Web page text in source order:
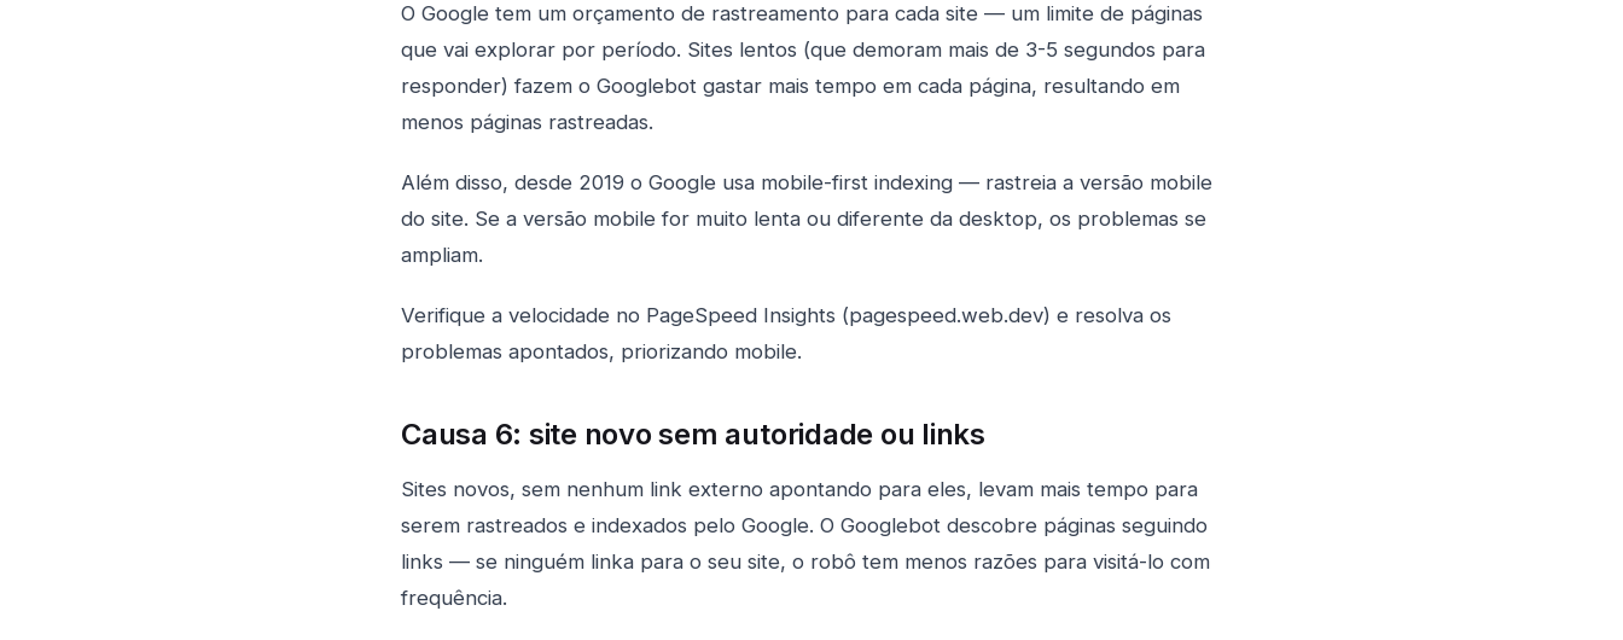
O Google tem um orçamento de rastreamento para cada site — um limite de páginas
que vai explorar por período. Sites lentos (que demoram mais de 3-5 segundos para
responder) fazem o Googlebot gastar mais tempo em cada página, resultando em
menos páginas rastreadas.
Além disso, desde 2019 o Google usa mobile-first indexing — rastreia a versão mobile
do site. Se a versão mobile for muito lenta ou diferente da desktop, os problemas se
ampliam.
Verifique a velocidade no PageSpeed Insights (pagespeed.web.dev) e resolva os
problemas apontados, priorizando mobile.
Causa 6: site novo sem autoridade ou links
Sites novos, sem nenhum link externo apontando para eles, levam mais tempo para
serem rastreados e indexados pelo Google. O Googlebot descobre páginas seguindo
links — se ninguém linka para o seu site, o robô tem menos razões para visitá-lo com
frequência.